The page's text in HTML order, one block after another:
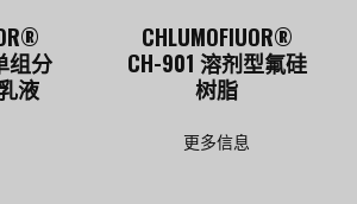
组分
液
CHLUMOFIUOR®
CH-901 溶剂型氟硅
树脂
更多信息